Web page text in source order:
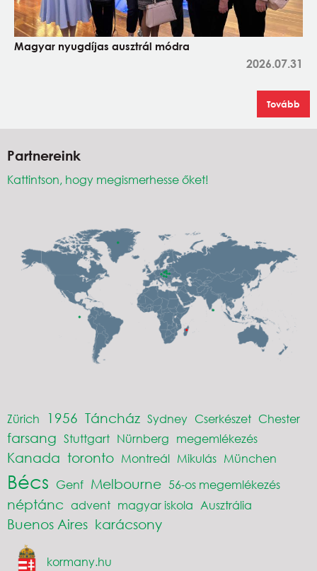
Magyar nyugdíjas ausztrál módra
2026.07.31
Tovább
Partnereink
Kattintson, hogy megismerhesse őket!
Zürich 1956 Táncház Sydney Cserkészet Chester
farsang Stuttgart Nürnberg megemlékezés
Kanada toronto Montreál Mikulás München
Bécs Genf Melbourne 56-os megemlékezés
néptánc advent magyar iskola Ausztrália
Buenos Aires karácsony
kormany.hu